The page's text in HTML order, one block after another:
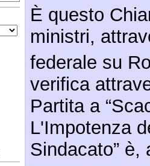
È questo
ministri,
federale su
verifica
Partita a
L'Impotenza
Sindacato” è,